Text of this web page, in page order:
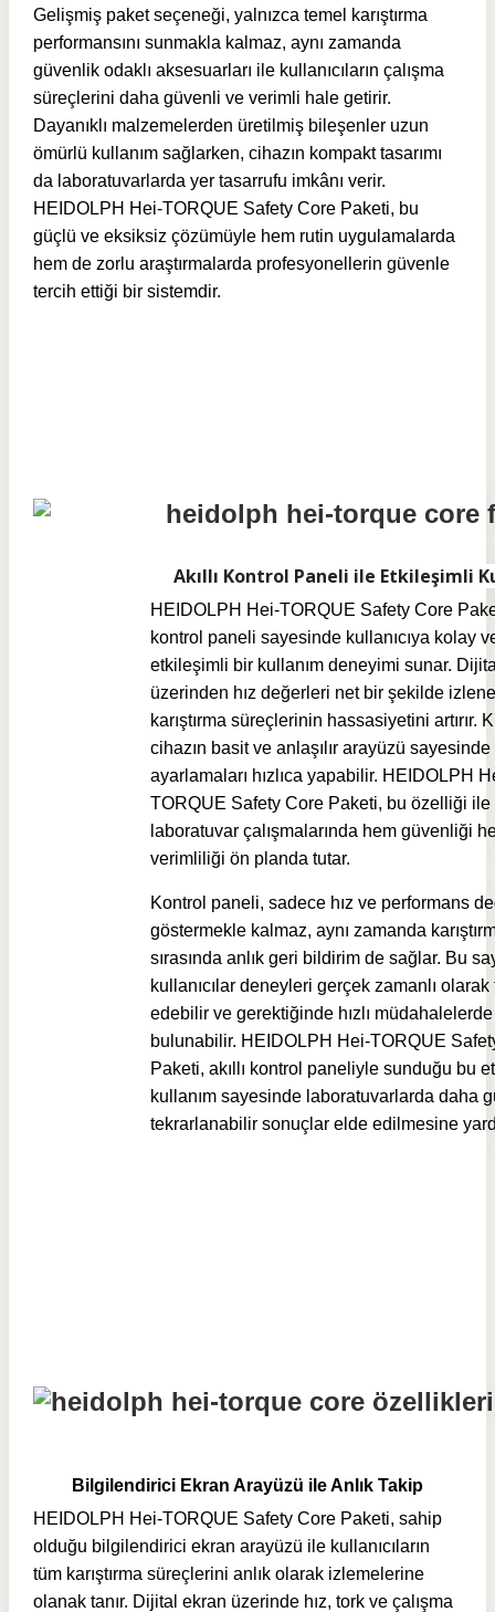
Gelişmiş paket seçeneği, yalnızca temel karıştırma
performansını sunmakla kalmaz, aynı zamanda
güvenlik odaklı aksesuarları ile kullanıcıların çalışma
süreçlerini daha güvenli ve verimli hale getirir.
Dayanıklı malzemelerden üretilmiş bileşenler uzun
ömürlü kullanım sağlarken, cihazın kompakt tasarımı
da laboratuvarlarda yer tasarrufu imkânı verir.
HEIDOLPH Hei-TORQUE Safety Core Paketi, bu
güçlü ve eksiksiz çözümüyle hem rutin uygulamalarda
hem de zorlu araştırmalarda profesyonellerin güvenle
tercih ettiği bir sistemdir.
Akıllı Kontrol Paneli ile Etkileşimli
HEIDOLPH Hei-TORQUE Safety Core
kontrol paneli sayesinde kullanıcıya kolay
etkileşimli bir kullanım deneyimi sunar.
üzerinden hız değerleri net bir şekilde
karıştırma süreçlerinin hassasiyetini artırır.
cihazın basit ve anlaşılır arayüzü sayesinde
ayarlamaları hızlıca yapabilir. HEIDOLPH
TORQUE Safety Core Paketi, bu özelliği ile
laboratuvar çalışmalarında hem güvenliği
verimliliği ön planda tutar.
Kontrol paneli, sadece hız ve performans
göstermekle kalmaz, aynı zamanda
sırasında anlık geri bildirim de sağlar. Bu
kullanıcılar deneyleri gerçek zamanlı olarak
edebilir ve gerektiğinde hızlı müdahalelerde
bulunabilir. HEIDOLPH Hei-TORQUE
Paketi, akıllı kontrol paneliyle sunduğu bu
kullanım sayesinde laboratuvarlarda daha
tekrarlanabilir sonuçlar elde edilmesine
Bilgilendirici Ekran Arayüzü ile Anlık Takip
HEIDOLPH Hei-TORQUE Safety Core Paketi, sahip
olduğu bilgilendirici ekran arayüzü ile kullanıcıların
tüm karıştırma süreçlerini anlık olarak izlemelerine
olanak tanır. Dijital ekran üzerinde hız, tork ve çalışma